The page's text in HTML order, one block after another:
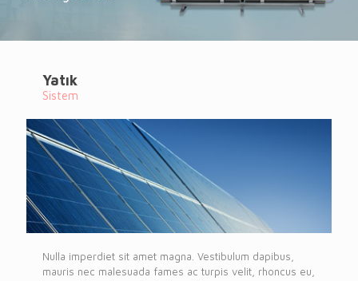
Yatık
Sistem
Nulla imperdiet sit amet magna. Vestibulum dapibus,
mauris nec malesuada fames ac turpis velit, rhoncus eu,